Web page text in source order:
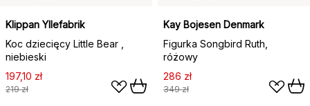
Klippan Yllefabrik
Koc dziecięcy Little Bear ,
niebieski
197,10 zł
219 zł
Kay Bojesen Denmark
Figurka Songbird Ruth,
różowy
286 zł
349 zł